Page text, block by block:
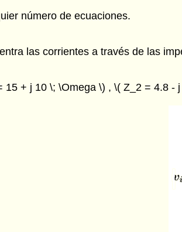
número de ecuaciones.
las corrientes a través de las
15 + j 10 \; \Omega \) , \( Z_2 = 4.8 -